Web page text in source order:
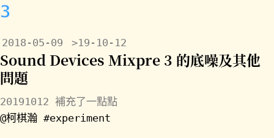
3
2018-05-09 >19-10-12
Sound Devices Mixpre 3 的底噪及其他
問題
20191012 補充了一點點
@柯棋瀚 #experiment